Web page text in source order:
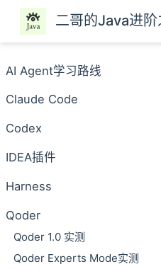
跳至主要內容
二哥的Java进阶
AI Agent学习路线
Claude Code
Codex
IDEA插件
Harness
Qoder
Qoder 1.0 实测
Qoder Experts Mode实测